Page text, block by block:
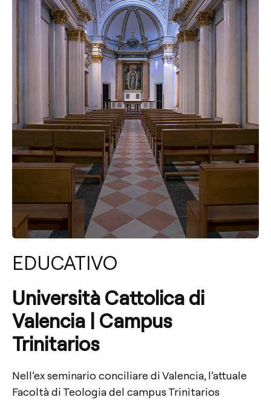
EDUCATIVO
Università Cattolica di
Valencia | Campus
Trinitarios
Nell’ex seminario conciliare di Valencia, l’attuale
Facoltà di Teologia del campus Trinitarios